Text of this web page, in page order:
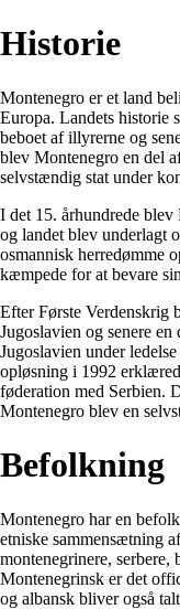
Historie
Montenegro er et land
Europa. Landets historie
beboet af illyrerne og
blev Montenegro en del
selvstændig stat under
I det 15. århundrede blev
og landet blev underlagt
osmannisk herredømme
kæmpede for at bevare
Efter Første Verdenskrig
Jugoslavien og senere
Jugoslavien under
opløsning i 1992
føderation med Serbien.
Montenegro blev en
Befolkning
Montenegro har en
etniske sammensætning
montenegrinere, serbere,
Montenegrinsk er det
og albansk bliver også